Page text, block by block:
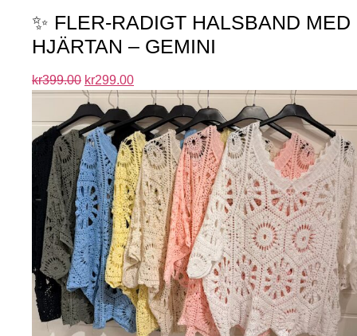
✨ FLER-RADIGT HALSBAND MED
HJÄRTAN – GEMINI
kr399.00 kr299.00